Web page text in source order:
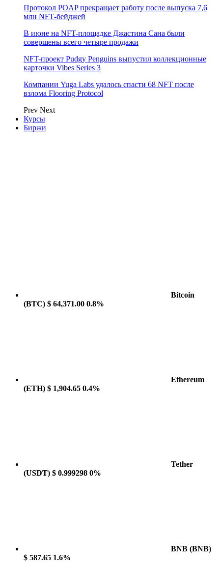
Протокол POAP прекращает работу после выпуска 7,6
млн NFT‑бейджей
В июне на NFT-площадке Джастина Сана были
совершены всего четыре продажи
NFT-проект Pudgy Penguins выпустил коллекционные
карточки Vibes Series 3
Компании Yuga Labs удалось спасти 68 NFT после
взлома Flooring Protocol
Prev Next
Курсы
Биржи
Bitcoin
(BTC) $ 64,371.00 0.8%
Ethereum
(ETH) $ 1,904.65 0.4%
Tether
(USDT) $ 0.999298 0%
BNB (BNB)
$ 587.65 1.6%